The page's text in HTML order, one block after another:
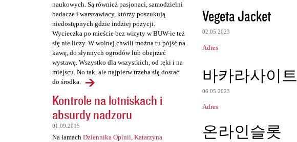
naukowych. Są również pasjonaci, samodzielni
badacze i warszawiacy, którzy poszukują
niedostępnych gdzie indziej pozycji.
Wycieczka po mieście bez wizyty w BUW-ie też
się nie liczy. W wolnej chwili można tu pójść na
kawę, do słynnych ogrodów lub obejrzeć
wystawę. Wszystko dla wszystkich, od ręki i na
miejscu. No tak, ale najpierw trzeba się dostać
do środka.
Kontrole na lotniskach i
absurdy nadzoru
01.09.2015
Na łamach Dziennika Opinii, Katarzyna
Vegeta Jacket
02.05.2023
Adres
바카라사이트
06.05.2023
Adres
온라인슬롯